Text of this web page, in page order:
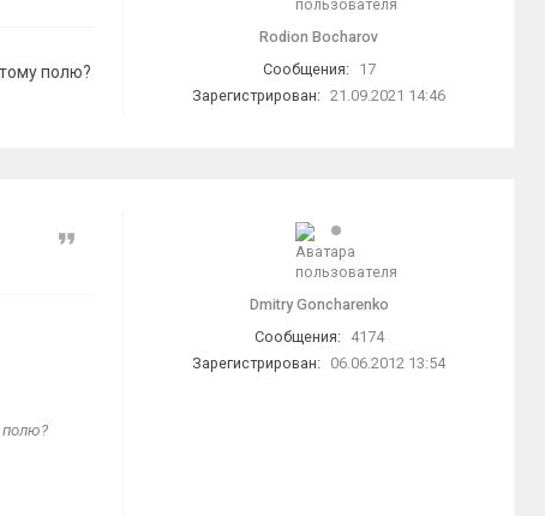
Rodion Bocharov
Сообщения:
17
Зарегистрирован: 21.09.2021 14:46
полю?
Dmitry Goncharenko
Сообщения:
4174
Зарегистрирован:
06.06.2012 13:54
Цитата
полю?